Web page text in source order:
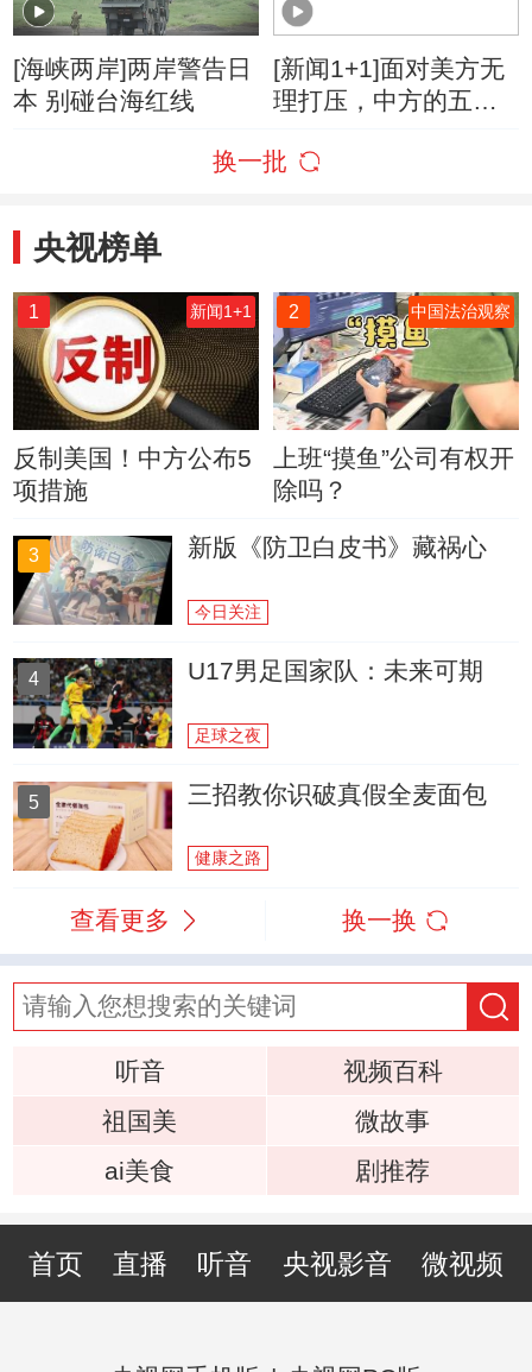
[海峡两岸]两岸警告日
本 别碰台海红线
[新闻1+1]面对美方无
理打压，中方的五项
换一批
央视榜单
1 新闻1+1
反制美国！中方公布5
项措施
2 中国法治观察
上班“摸鱼”公司有权开
除吗？
3 新版《防卫白皮书》藏祸心
今日关注
4 U17男足国家队：未来可期
足球之夜
5 三招教你识破真假全麦面包
健康之路
查看更多 换一换
听音
视频百科
祖国美
微故事
ai美食
剧推荐
首页 直播 听音 央视影音 微视频